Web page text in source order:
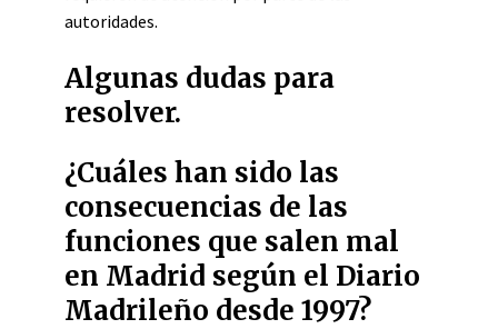
autoridades.
Algunas dudas para
resolver.
¿Cuáles han sido las
consecuencias de las
funciones que salen mal
en Madrid según el Diario
Madrileño desde 1997?